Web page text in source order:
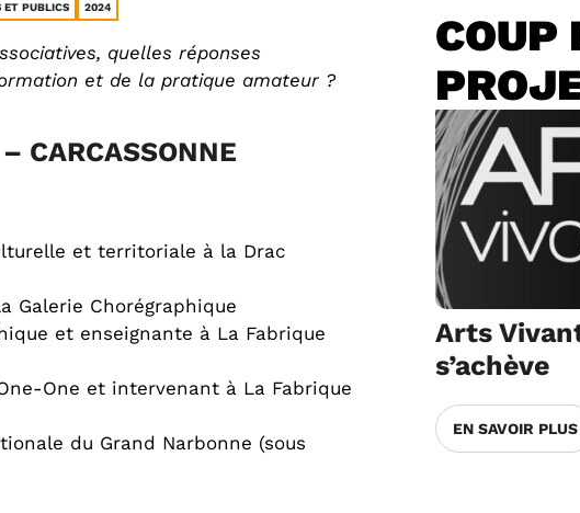
ET PUBLICS 2024
quelles réponses
et de la pratique amateur ?
CARCASSONNE
et territoriale à la Drac
Galerie Chorégraphique
et enseignante à La Fabrique
One et intervenant à La Fabrique
du Grand Narbonne (sous
COUP
Arts
s’achève
EN SAVOIR PLUS